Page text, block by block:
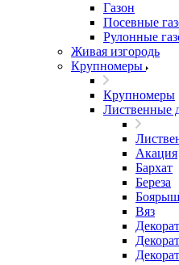
Газон
Посевные
Рулонные
Живая изгородь
Крупномеры
Крупномеры
Лиственные
Акация
Бархат
Береза
Вяз